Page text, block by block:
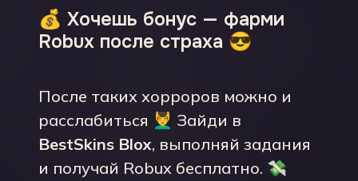
💰 Хочешь бонус — фарми
Robux после страха 😎
После таких хорроров можно и
расслабиться 💆‍♂️ Зайди в
BestSkins Blox, выполняй задания
и получай Robux бесплатно. 💸